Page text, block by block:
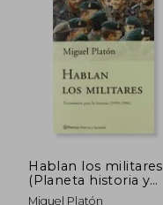
Hablan los militares
(Planeta historia y
sociedad)
Miguel Platón